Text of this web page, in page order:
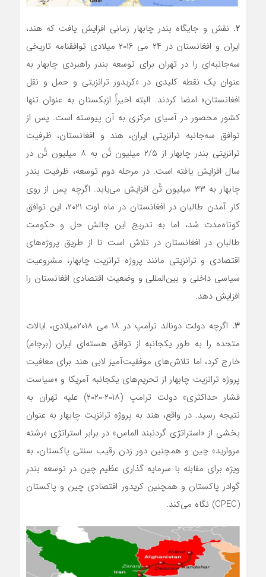
۲. نقش و جایگاه بندر چابهار زمانی افزایش یافت که هند،
ایران و افغانستان در ۲۴ می ۲۰۱۶ میلادی توافقنامه تاریخی
سه‌جانبه‌ای را در تهران برای توسعه بندر راهبردی چابهار به
عنوان یک نقطه کلیدی در «کریدور ترانزیتی و حمل و نقل
افغانستان» امضا کردند. البته اخیراً ازبکستان به عنوان تنها
کشور محصور در آسیای مرکزی به آن پیوسته است. پس از
توافق سه‌جانبه ترانزیتی ایران، هند و افغانستان، ظرفیت
ترانزیتی بندر چابهار از ۲/۵ میلیون تُن به ۸ میلیون تُن در
سال افزایش یافته است. در مرحله دوم توسعه، ظرفیت بندر
چابهار به ۳۳ میلیون تُن افزایش می‌یابد. اگرچه پس از روی
کار آمدن طالبان در افغانستان در ماه اوت ۲۰۲۱، این توافق
کوتاه‌مدت شد، اما به تدریج این چالش حل و حکومت
طالبان در افغانستان در تلاش است تا از طریق پروژه‌های
اقتصادی و ترانزیتی مانند پروژه ترانزیت چابهار، مشروعیت
سیاسی داخلی و بین‌المللی و وضعیت اقتصادی افغانستان را
افزایش دهد.
۳.
اگرچه دولت دونالد ترامپ در ۱۸ می ۲۰۱۸میلادی، ایالات
متحده را به طور یکجانبه از توافق هسته‌ای ایران (برجام)
خارج کرد، اما تلاش‌های موفقیت‌آمیز لابی هند برای معافیت
پروژه ترانزیت چابهار از تحریم‌های یکجانبه آمریکا و «سیاست
فشار حداکثری» دولت ترامپ (۲۰۱۸-۲۰۲۰) علیه تهران به
نتیجه رسید. در واقع، هند به پروژه ترانزیت چابهار به عنوان
بخشی از «استراتژی گردنبند الماس» در برابر استراتژی «رشته
مروارید» چین و همچنین دور زدن رقیب سنتی پاکستان، به
ویژه برای مقابله با سرمایه گذاری عظیم چین در توسعه بندر
گوادر پاکستان و همچنین کریدور اقتصادی چین و پاکستان
(CPEC) نگاه می‌کند.